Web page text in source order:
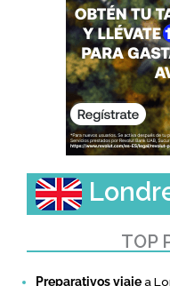
TOP
Preparativos viajea